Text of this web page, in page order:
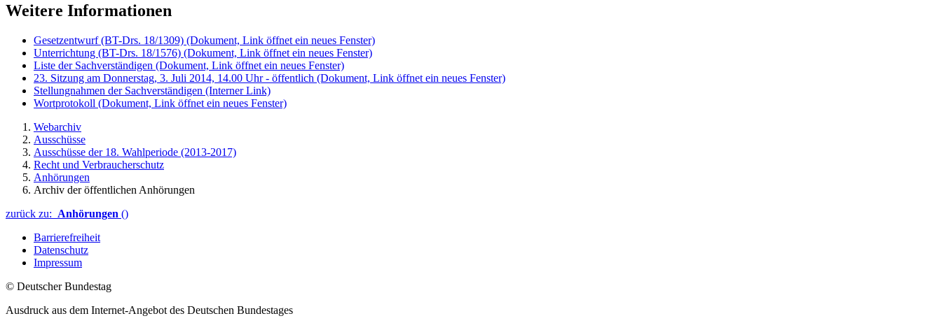
Weitere Informationen
Gesetzentwurf (BT-Drs. 18/1309) (Dokument, Link öffnet ein neues Fenster)
Unterrichtung (BT-Drs. 18/1576) (Dokument, Link öffnet ein neues Fenster)
Liste der Sachverständigen (Dokument, Link öffnet ein neues Fenster)
23. Sitzung am Donnerstag, 3. Juli 2014, 14.00 Uhr - öffentlich (Dokument, Link öffnet ein neues Fenster)
Stellungnahmen der Sachverständigen (Interner Link)
Wortprotokoll (Dokument, Link öffnet ein neues Fenster)
Webarchiv
Ausschüsse
Ausschüsse der 18. Wahlperiode (2013-2017)
Recht und Verbraucherschutz
Anhörungen
Archiv der öffentlichen Anhörungen
zurück zu: Anhörungen ()
Barrierefreiheit
Datenschutz
Impressum
© Deutscher Bundestag
Ausdruck aus dem Internet-Angebot des Deutschen Bundestages